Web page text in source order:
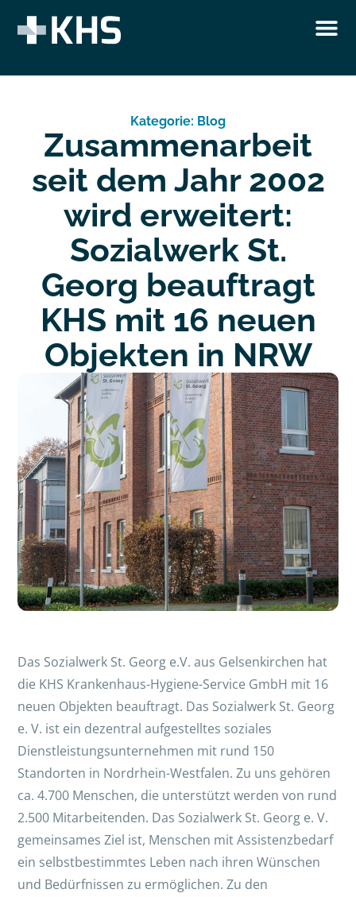
Kategorie: Blog
Zusammenarbeit
seit dem Jahr 2002
wird erweitert:
Sozialwerk St.
Georg beauftragt
KHS mit 16 neuen
Objekten in NRW
Das Sozialwerk St. Georg e.V. aus Gelsenkirchen hat
die KHS Krankenhaus-Hygiene-Service GmbH mit 16
neuen Objekten beauftragt. Das Sozialwerk St. Georg
e. V. ist ein dezentral aufgestelltes soziales
Dienstleistungsunternehmen mit rund 150
Standorten in Nordrhein-Westfalen. Zu uns gehören
ca. 4.700 Menschen, die unterstützt werden von rund
2.500 Mitarbeitenden. Das Sozialwerk St. Georg e. V.
gemeinsames Ziel ist, Menschen mit Assistenzbedarf
ein selbstbestimmtes Leben nach ihren Wünschen
und Bedürfnissen zu ermöglichen. Zu den